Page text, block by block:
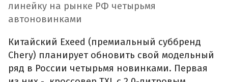
линейку на рынке РФ четырьмя
автоновинками
Китайский Exeed (премиальный суббренд
Сhery) планирует обновить свой модельный
ряд в России четырьмя новинками. Первая